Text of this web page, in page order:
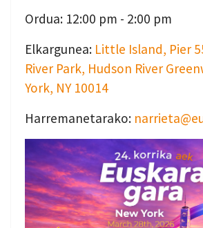
Ordua: 12:00 pm - 2:00 pm
Elkargunea: Little Island, Pier
River Park, Hudson River
York, NY 10014
Harremanetarako: